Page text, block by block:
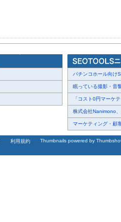
パチンコホール向け
眠っている撮影・音
「コスト0円マーケ
株式会社Nanimono
マーケティング・顧
利用規約 Thumbnails powered by